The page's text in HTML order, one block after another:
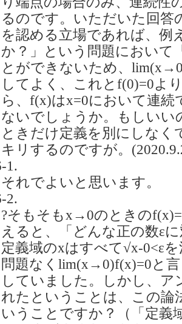
るのです。いただいた回答
を認める立場であれば、例
か？」という問題において
とができないため、
してよく、これとf(0)=0よ
ら、f(x)はx=0において連
ないでしょうか。もしいい
ときだけ定義を別にしな
キリするのですが。
1.
それでよいと思います。
2.
?そもそもx→0のときの
えると、「どんな正の数ε
定義域のxはすべて√x-0<ε
問題なくlim(x→0)f(x)=0と
していました。しかし、
れたということは、この論
いうことですか？（「定義